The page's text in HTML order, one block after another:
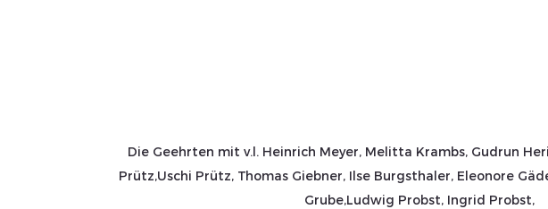
Die Geehrten mit v.l. Heinrich Meyer, Melitta Krambs, Gudrun
Prütz,Uschi Prütz, Thomas Giebner, Ilse Burgsthaler, Eleonore
Grube,Ludwig Probst, Ingrid Probst,